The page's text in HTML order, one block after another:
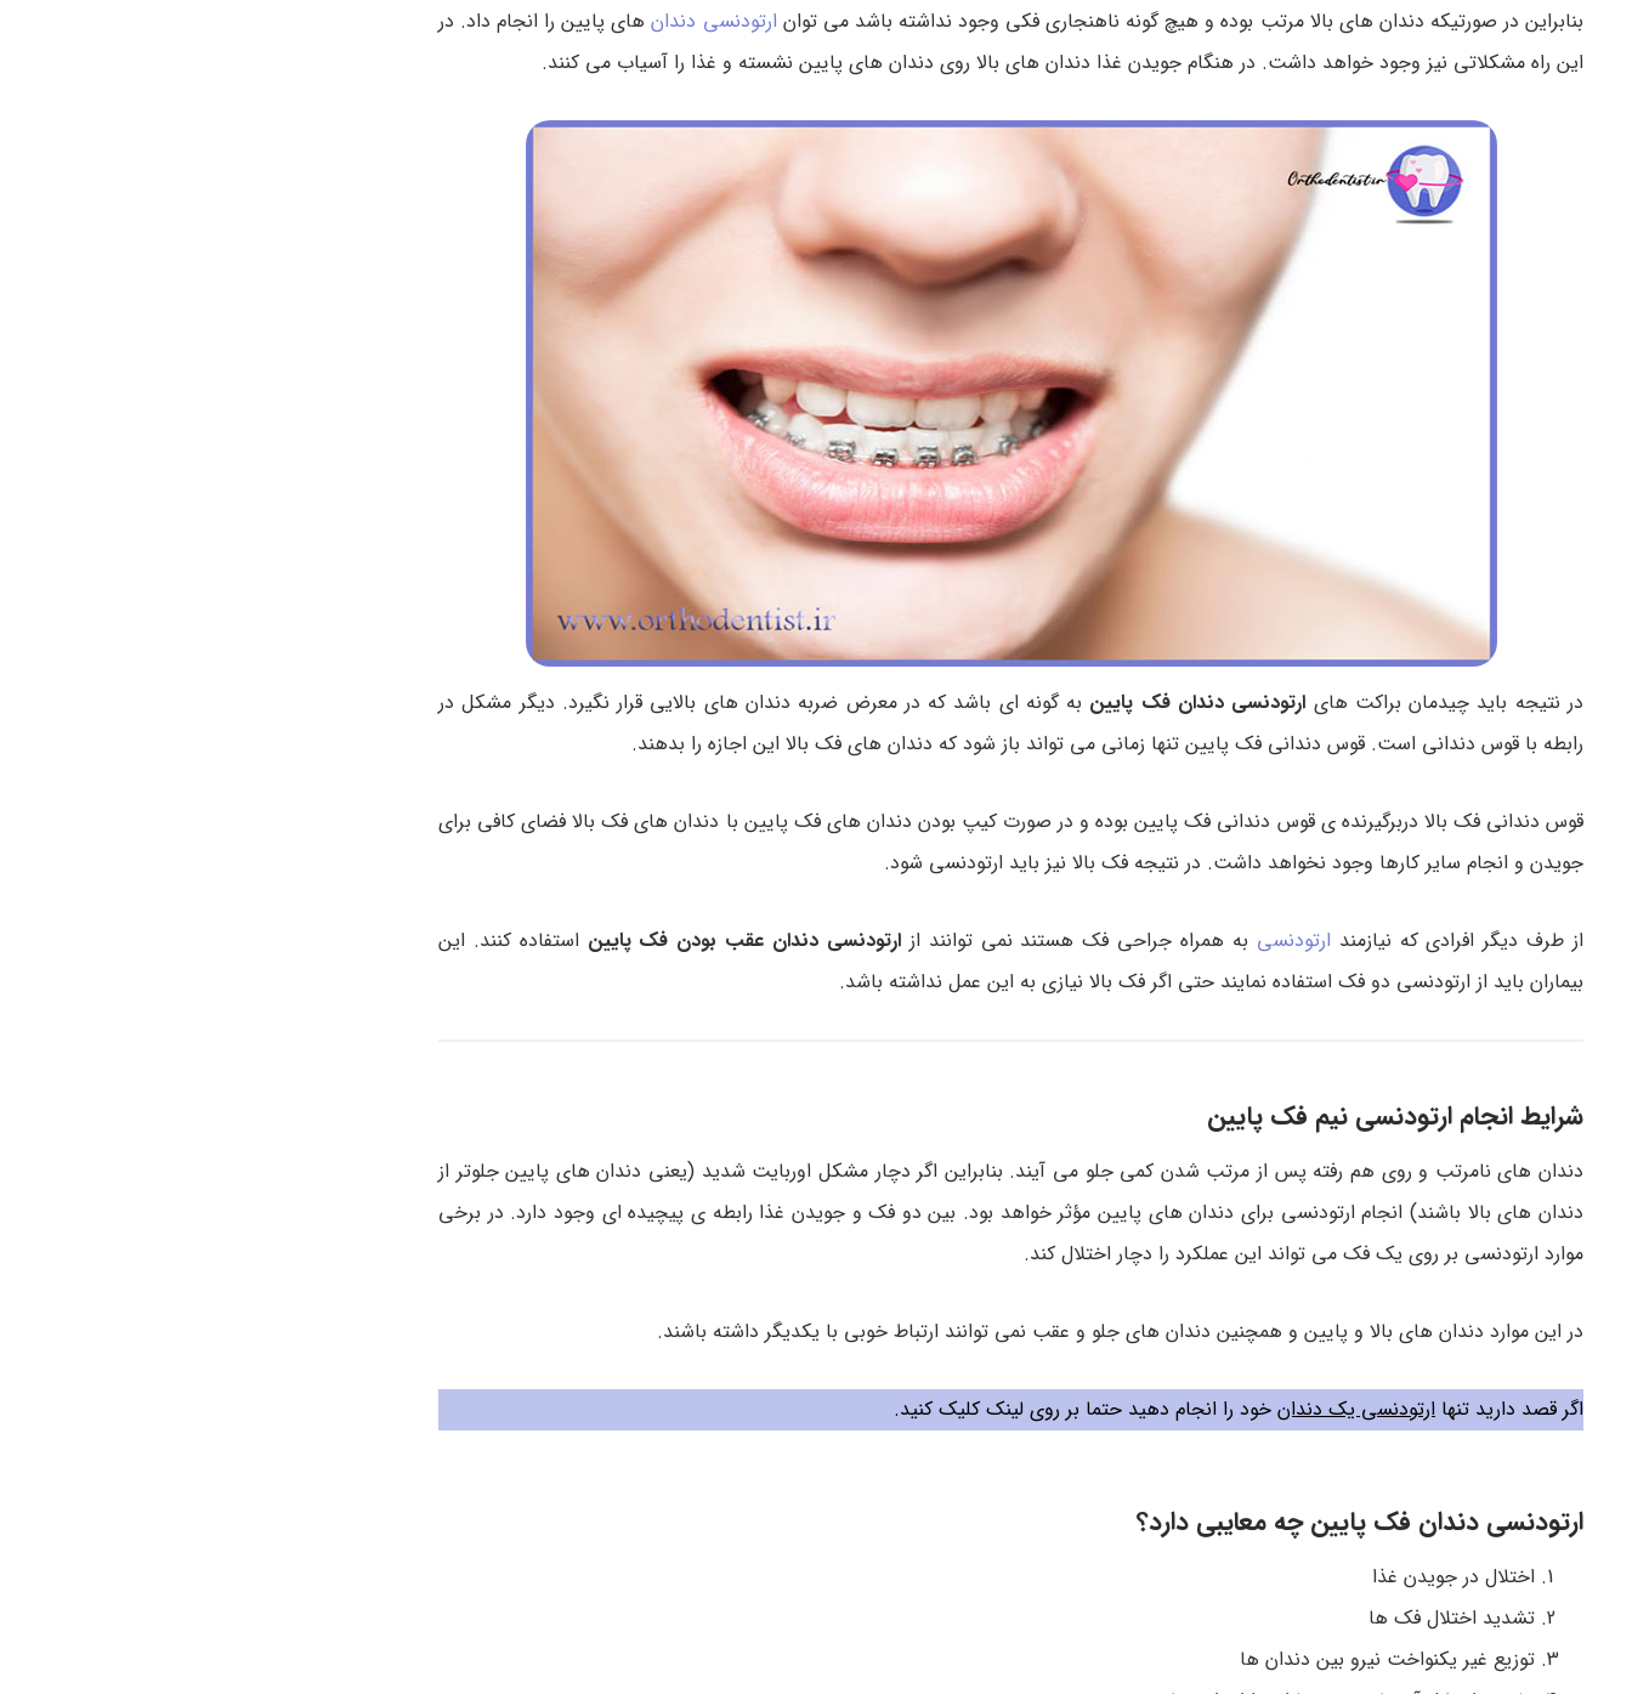
بنابراین در صورتیکه دندان های بالا مرتب بوده و هیچ گونه ناهنجاری فکی وجود نداشته باشد می توان ارتودنسی دندانهای پایین را انجام داد. در
این راه مشکلاتی نیز وجود خواهد داشت. در هنگام جویدن غذا دندان های بالا روی دندان های پایین نشسته و غذا را آسیاب می کنند.
در نتیجه باید چیدمان براکت های ارتودنسی دندان فک پایین به گونه ای باشد که در معرض ضربه دندان های بالایی قرار نگیرد. دیگر مشکل در
رابطه با قوس دندانی است. قوس دندانی فک پایین تنها زمانی می تواند باز شود که دندان های فک بالا این اجازه را بدهند.
قوس دندانی فک بالا دربرگیرنده ی قوس دندانی فک پایین بوده و در صورت کیپ بودن دندان های فک پایین با دندان های فک بالا فضای کافی برای
جویدن و انجام سایر کارها وجود نخواهد داشت. در نتیجه فک بالا نیز باید ارتودنسی شود.
از طرف دیگر افرادی که نیازمند ارتودنسی به همراه جراحی فک هستند نمی توانند ازارتودنسی دندان عقب بودن فک پایین استفاده کنند. این
بیماران باید از ارتودنسی دو فک استفاده نمایند حتی اگر فک بالا نیازی به این عمل نداشته باشد.
شرایط انجام ارتودنسی نیم فک پایین
دندان های نامرتب و روی هم رفته پس از مرتب شدن کمی جلو می آیند. بنابراین اگر دچار مشکل اوربایت شدید (یعنی دندان های پایین جلوتر از
دندان های بالا باشند) انجام ارتودنسی برای دندان های پایین مؤثر خواهد بود. بین دو فک و جویدن غذا رابطه ی پیچیده ای وجود دارد. در برخی
موارد ارتودنسی بر روی یک فک می تواند این عملکرد را دچار اختلال کند.
در این موارد دندان های بالا و پایین و همچنین دندان های جلو و عقب نمی توانند ارتباط خوبی با یکدیگر داشته باشند.
اگر قصد دارید تنها ارتودنسی یک دندان خود را انجام دهید حتما بر روی لینک کلیک کنید.
ارتودنسی دندان فک پایین چه معایبی دارد؟
اختلال در جویدن غذا
تشدید اختلال فک ها
توزیع غیر یکنواخت نیرو بین دندان ها